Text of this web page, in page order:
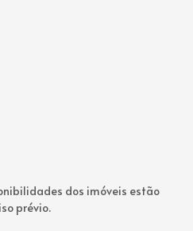
dos imóveis estão
prévio.